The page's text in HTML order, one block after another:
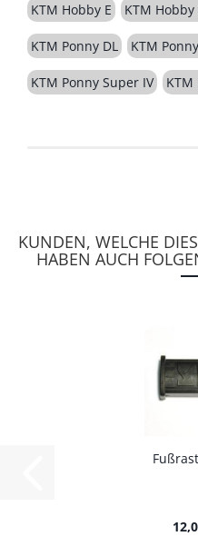
KTM Hobby E KTM Hobby
KTM Ponny DL KTM
KTM Ponny Super IV KTM
KUNDEN, WELCHE
HABEN AUCH